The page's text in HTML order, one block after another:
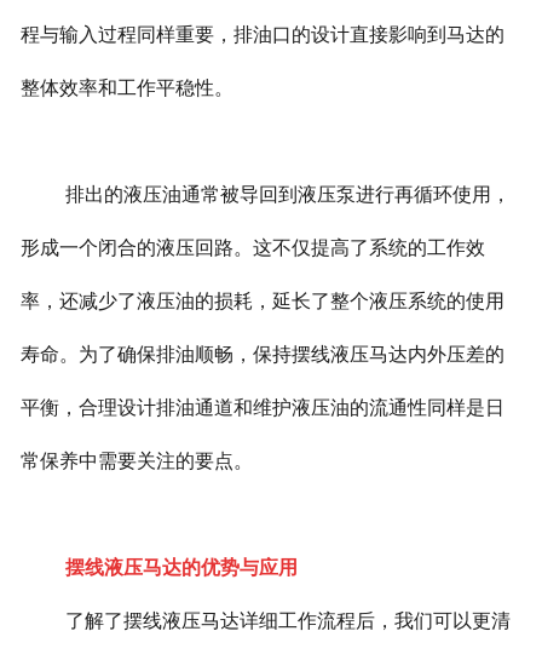
程与输入过程同样重要，排油口的设计直接影响到马达的
整体效率和工作平稳性。
排出的液压油通常被导回到液压泵进行再循环使用，
形成一个闭合的液压回路。这不仅提高了系统的工作效
率，还减少了液压油的损耗，延长了整个液压系统的使用
寿命。为了确保排油顺畅，保持摆线液压马达内外压差的
平衡，合理设计排油通道和维护液压油的流通性同样是日
常保养中需要关注的要点。
摆线液压马达的优势与应用
了解了摆线液压马达详细工作流程后，我们可以更清